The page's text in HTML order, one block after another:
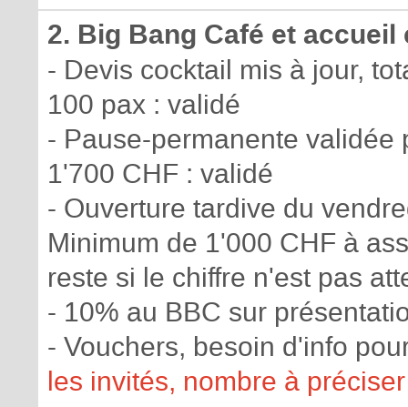
2. Big Bang Café et
- Devis cocktail mis à jour,
100 pax : validé
- Pause-permanente
1'700 CHF : validé
- Ouverture tardive du
Minimum de 1'000 CHF à
reste si le chiffre n'est pas
- 10% au BBC sur
- Vouchers, besoin d'info
les invités, nombre à